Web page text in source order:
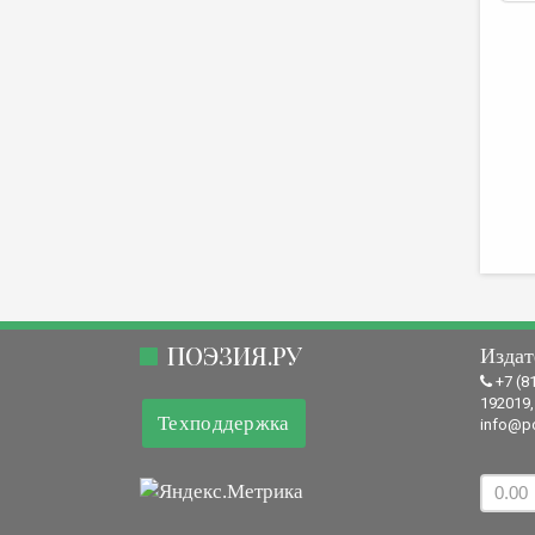
ПОЭЗИЯ.РУ
Техподдержка
+7